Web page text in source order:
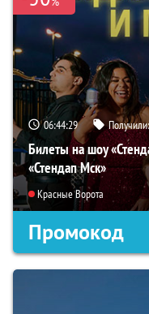
06:44:28
Билеты на шоу
«Стендап Мск»
Красные Ворота
Промокод